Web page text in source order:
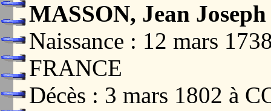
MASSON, Jean
Naissance : 12 mars
FRANCE
Décès : 3 mars 1802 à